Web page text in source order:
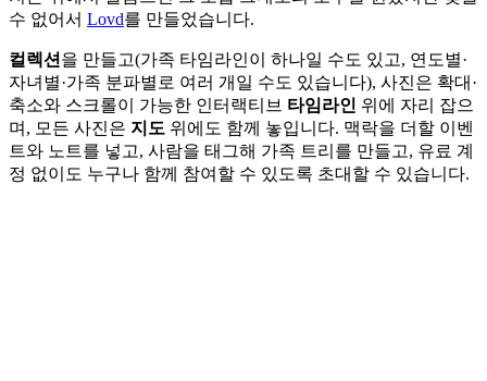
수 없어서 Lovd를 만들었습니다.
컬렉션 을 만들고(가족 타임라인이 하나일 수도 있고, 연도별·
자녀별·가족 분파별로 여러 개일 수도 있습니다), 사진은 확대·
축소와 스크롤이 가능한 인터랙티브 타임라인 위에 자리 잡으
며, 모든 사진은 지도 위에도 함께 놓입니다. 맥락을 더할 이벤
트와 노트를 넣고, 사람을 태그해 가족 트리를 만들고, 유료 계
정 없이도 누구나 함께 참여할 수 있도록 초대할 수 있습니다.